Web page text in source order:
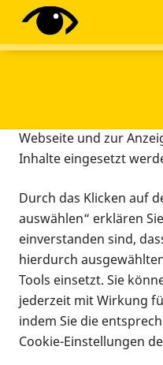
Infomaterial
Infomaterial
Diese Webseite setzt
Tracking-Tools ein.
Webseite und zur
Inhalte eingesetzt
Durch das Klicken auf
auswählen“ erklären
einverstanden sind,
hierdurch
Tools einsetzt. Sie
jederzeit mit Wirkung
indem Sie die
Cookie-Einstellungen